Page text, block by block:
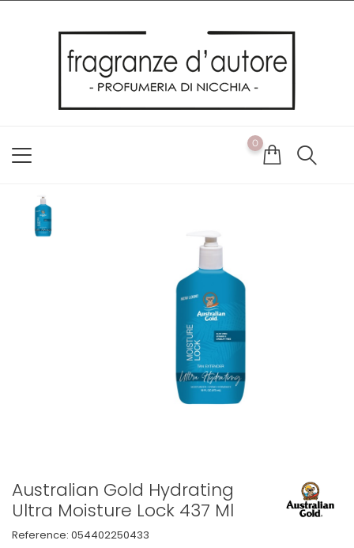
Utilizziamo i cookie per offrirti la migliore esperienza possibile
sul nostro sito web. Cliccando su OK, acconsenti alla nostra
politica sui cookie. Se desideri modificare le tue preferenze sui
cookie, puoi farlo
0
Australian Gold Hydrating
Ultra Moisture Lock 437 Ml
Reference: 054402250433